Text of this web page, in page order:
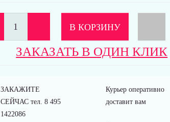
В КОРЗИНУ
ЗАКАЗАТЬ В ОДИН КЛИК
ЗАКАЖИТЕ
СЕЙЧАС тел. 8 495
1422086
Курьер оперативно
доставит вам